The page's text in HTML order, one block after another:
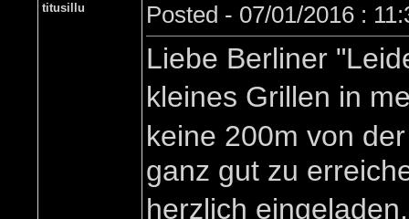
titusillu Posted - 07/01/2016 :
Liebe Berliner
kleines Grillen in
keine 200m von
ganz gut zu
herzlich